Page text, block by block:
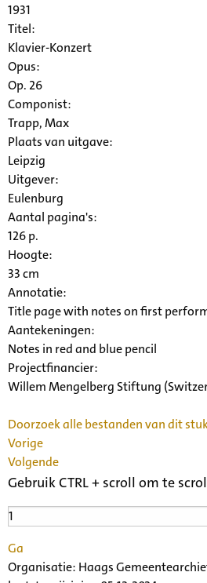
1931
Titel:
Klavier-Konzert
Opus:
Op. 26
Componist:
Trapp, Max
Plaats van uitgave:
Leipzig
Uitgever:
Eulenburg
Aantal pagina's:
126 p.
Hoogte:
33 cm
Annotatie:
Title page with notes on first
Aantekeningen:
Notes in red and blue pencil
Projectfinancier:
Willem Mengelberg Stiftung
Doorzoek alle bestanden van dit
Vorige
Volgende
Gebruik CTRL + scroll om te
Ga
Organisatie: Haags